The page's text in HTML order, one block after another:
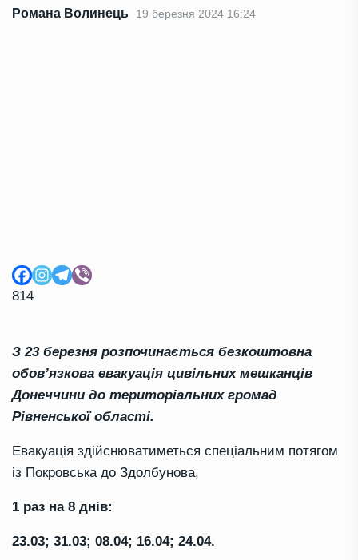
Романа Волинець 19 березня 2024 16:24
814
З 23 березня розпочинається безкоштовна
обов’язкова евакуація цивільних мешканців
Донеччини до територіальних громад
Рівненської області.
Евакуація здійснюватиметься спеціальним потягом
із Покровська до Здолбунова,
1 раз на 8 днів:
23.03; 31.03; 08.04; 16.04; 24.04.